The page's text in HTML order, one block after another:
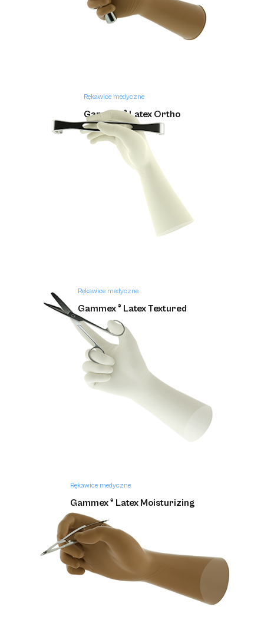
Rękawice medyczne
Gammex ® Latex Ortho
Rękawice medyczne
Gammex ® Latex Textured
Rękawice medyczne
Gammex ® Latex Moisturizing